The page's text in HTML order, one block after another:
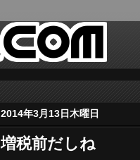
2014年3月13日木曜日
増税前だしね